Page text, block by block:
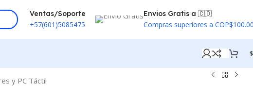
Ventas/Soporte
+57(601)5085475
Envios Gratis a 🇨🇴
Compras superiores a
$
y PC Táctil